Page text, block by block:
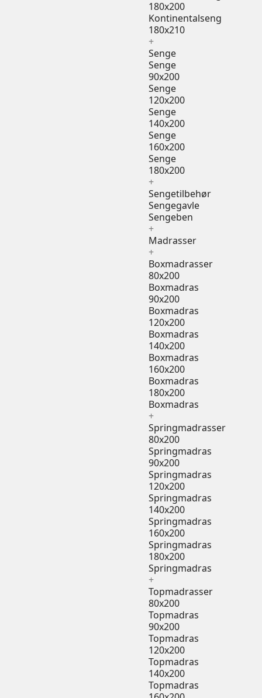
180x200
Kontinentalseng
180x210
+
Senge
Senge
90x200
Senge
120x200
Senge
140x200
Senge
160x200
Senge
180x200
+
Sengetilbehør
Sengegavle
Sengeben
+
Madrasser
+
Boxmadrasser
80x200
Boxmadras
90x200
Boxmadras
120x200
Boxmadras
140x200
Boxmadras
160x200
Boxmadras
180x200
Boxmadras
+
Springmadrasser
80x200
Springmadras
90x200
Springmadras
120x200
Springmadras
140x200
Springmadras
160x200
Springmadras
180x200
Springmadras
+
Topmadrasser
80x200
Topmadras
90x200
Topmadras
120x200
Topmadras
140x200
Topmadras